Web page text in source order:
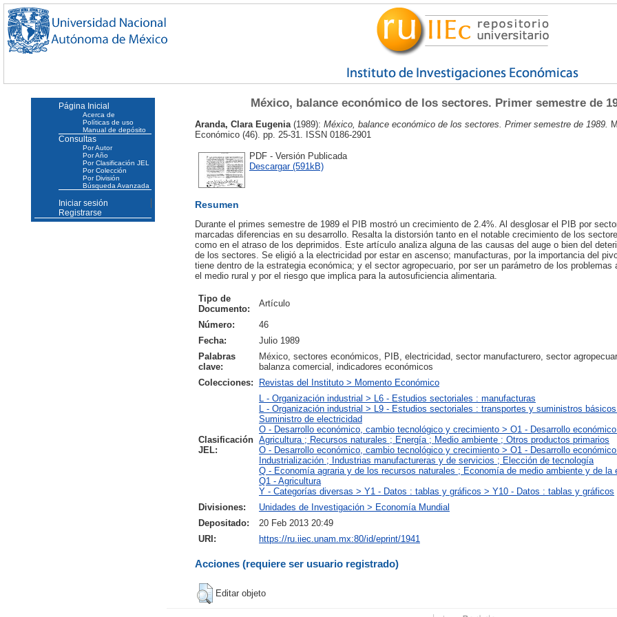
México, balance económico de los sectores. Primer semestre de
Aranda, Clara Eugenia (1989): México, balance económico de los sectores. Primer semestre de 1989.
Económico (46). pp. 25-31. ISSN 0186-2901
PDF - Versión Publicada
Descargar (591kB)
Resumen
Durante el primes semestre de 1989 el PIB mostró un crecimiento de 2.4%. Al desglosar el PIB por
marcadas diferencias en su desarrollo. Resalta la distorsión tanto en el notable crecimiento de los
como en el atraso de los deprimidos. Este artículo analiza alguna de las causas del auge o bien del
de los sectores. Se eligió a la electricidad por estar en ascenso; manufacturas, por la importancia del
tiene dentro de la estrategia económica; y el sector agropecuario, por ser un parámetro de los problemas
el medio rural y por el riesgo que implica para la autosuficiencia alimentaria.
Tipo de
Documento:
Artículo
Número:
46
Fecha:
Julio 1989
Palabras
clave:
México, sectores económicos, PIB, electricidad, sector manufacturero, sector
balanza comercial, indicadores económicos
Colecciones:
Revistas del Instituto > Momento Económico
Clasificación
JEL:
L - Organización industrial > L6 - Estudios sectoriales : manufacturas
L - Organización industrial > L9 - Estudios sectoriales : transportes y suministros
Suministro de electricidad
O - Desarrollo económico, cambio tecnológico y crecimiento > O1 - Desarrollo
Agricultura ; Recursos naturales ; Energía ; Medio ambiente ; Otros productos primarios
O - Desarrollo económico, cambio tecnológico y crecimiento > O1 - Desarrollo
Industrialización ; Industrias manufactureras y de servicios ; Elección de tecnología
Q - Economía agraria y de los recursos naturales ; Economía de medio ambiente y de la
Q1 - Agricultura
Y - Categorías diversas > Y1 - Datos : tablas y gráficos > Y10 - Datos : tablas y gráficos
Divisiones:
Unidades de Investigación > Economía Mundial
Depositado:
20 Feb 2013 20:49
URI:
https://ru.iiec.unam.mx:80/id/eprint/1941
Acciones (requiere ser usuario registrado)
Editar objeto
Página Inicial
Acerca de
Políticas de uso
Manual de depósito
Consultas
Por Autor
Por Año
Por Clasificación JEL
Por Colección
Por División
Búsqueda Avanzada
Iniciar sesión
Registrarse